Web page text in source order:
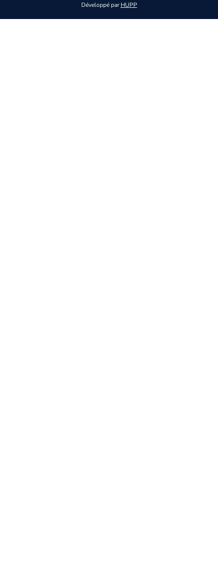
Développé parHUPP